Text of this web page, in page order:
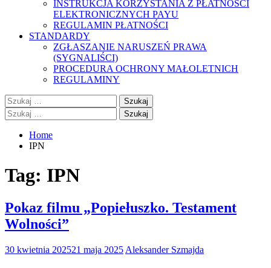
INSTRUKCJA KORZYSTANIA Z PŁATNOŚCI
ELEKTRONICZNYCH PAYU
REGULAMIN PŁATNOŚCI
STANDARDY
ZGŁASZANIE NARUSZEŃ PRAWA
(SYGNALIŚCI)
PROCEDURA OCHRONY MAŁOLETNICH
REGULAMINY
Szukaj:
Szukaj:
Home
IPN
Tag: IPN
Pokaz filmu „Popiełuszko. Testament
Wolności”
30 kwietnia 202521 maja 2025 Aleksander Szmajda